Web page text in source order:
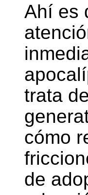
Ahí es
trata
cómo
de